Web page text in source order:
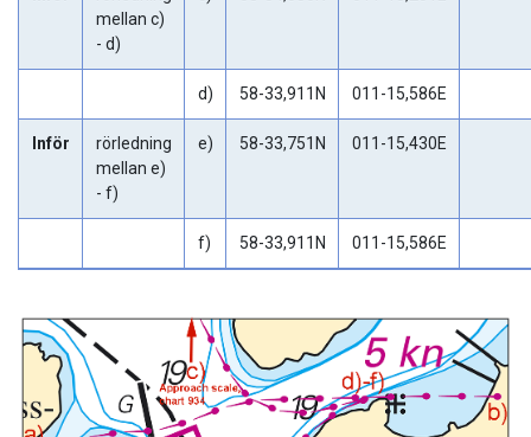
mellan c)
- d)
d) 58-33,911N 011-15,586E
Inför
rörledning
mellan e)
- f)
e) 58-33,751N 011-15,430E
f) 58-33,911N 011-15,586E